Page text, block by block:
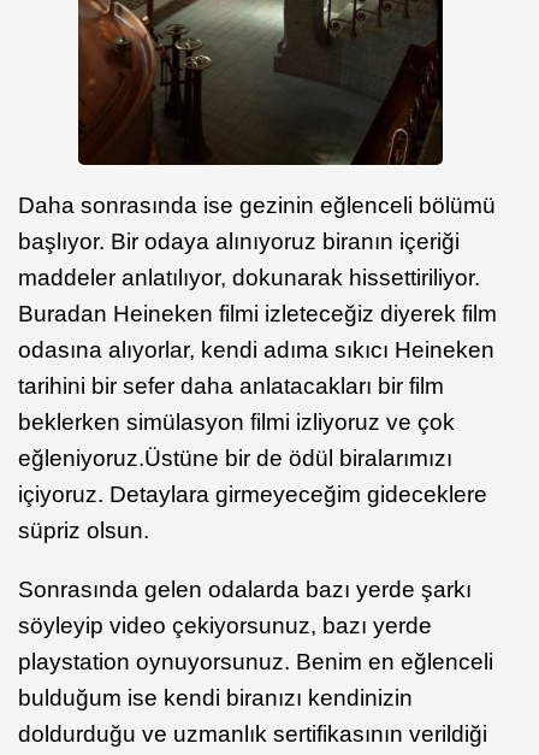
Daha sonrasında ise gezinin eğlenceli bölümü
başlıyor. Bir odaya alınıyoruz biranın içeriği
maddeler anlatılıyor, dokunarak hissettiriliyor.
Buradan Heineken filmi izleteceğiz diyerek film
odasına alıyorlar, kendi adıma sıkıcı Heineken
tarihini bir sefer daha anlatacakları bir film
beklerken simülasyon filmi izliyoruz ve çok
eğleniyoruz.Üstüne bir de ödül biralarımızı
içiyoruz. Detaylara girmeyeceğim gideceklere
süpriz olsun.
Sonrasında gelen odalarda bazı yerde şarkı
söyleyip video çekiyorsunuz, bazı yerde
playstation oynuyorsunuz. Benim en eğlenceli
bulduğum ise kendi biranızı kendinizin
doldurduğu ve uzmanlık sertifikasının verildiği